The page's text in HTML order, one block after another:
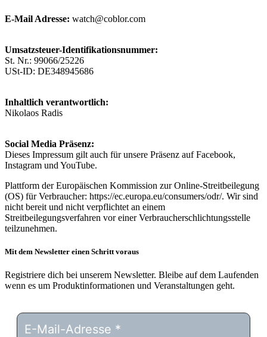
E-Mail Adresse: watch@coblor.com
Umsatzsteuer-Identifikationsnummer:
St. Nr.: 99066/25226
USt-ID: DE348945686
Inhaltlich verantwortlich:
Nikolaos Radis
Social Media Präsenz:
Dieses Impressum gilt auch für unsere Präsenz auf Facebook,
Instagram und YouTube.
Plattform der Europäischen Kommission zur Online-Streitbeilegung
(OS) für Verbraucher: https://ec.europa.eu/consumers/odr/. Wir sind
nicht bereit und nicht verpflichtet an einem
Streitbeilegungsverfahren vor einer Verbraucherschlichtungsstelle
teilzunehmen.
Mit dem Newsletter einen Schritt voraus
Registriere dich bei unserem Newsletter. Bleibe auf dem Laufenden
wenn es um Produktinformationen und Veranstaltungen geht.